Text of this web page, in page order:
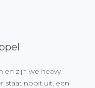
en zijn we heavy
staat nooit uit, een